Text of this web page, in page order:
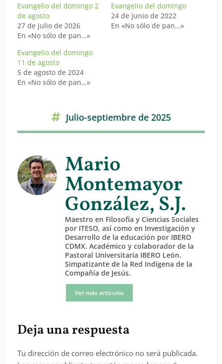
Evangelio del domingo 2
de agosto
27 de julio de 2026
En «No sólo de pan…»
Evangelio del domingo
24 de junio de 2022
En «No sólo de pan…»
Evangelio del domingo
11 de agosto
5 de agosto de 2024
En «No sólo de pan…»
Julio-septiembre de 2025
Mario
Montemayor
González, S.J.
Maestro en Filosofía y Ciencias Sociales
por ITESO, así como en Investigación y
Desarrollo de la educación por IBERO
CDMX. Académico y colaborador de la
Pastoral Universitaria IBERO León.
Simpatizante de la Red Indígena de la
Compañía de Jesús.
Ver más artículos
Deja una respuesta
Tu dirección de correo electrónico no será publicada.